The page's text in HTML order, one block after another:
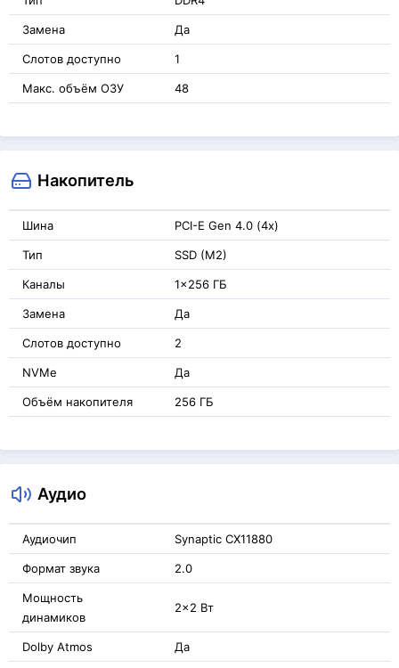
Замена Да
Слотов доступно 1
Макс. объём ОЗУ 48
Накопитель
Шина PCI-E Gen 4.0 (4x)
Тип SSD (M2)
Каналы 1x256 ГБ
Замена Да
Слотов доступно 2
NVMe Да
Объём накопителя 256 ГБ
Аудио
Аудиочип Synaptic CX11880
Формат звука 2.0
Мощность
динамиков
2x2 Вт
Dolby Atmos Да